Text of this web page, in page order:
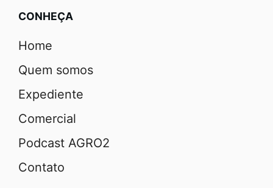
CONHEÇA
Home
Quem somos
Expediente
Comercial
Podcast AGRO2
Contato